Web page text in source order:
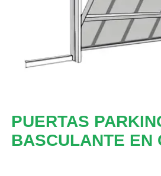
PUERTAS
BASCULANTE EN